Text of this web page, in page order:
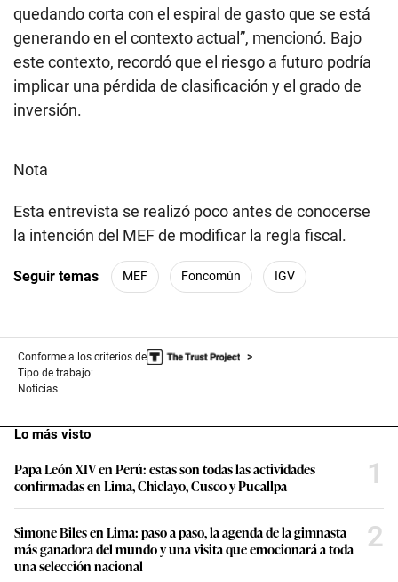
quedando corta con el espiral de gasto que se está
generando en el contexto actual”, mencionó. Bajo
este contexto, recordó que el riesgo a futuro podría
implicar una pérdida de clasificación y el grado de
inversión.
Nota
Esta entrevista se realizó poco antes de conocerse
la intención del MEF de modificar la regla fiscal.
Seguir temas MEF Foncomún IGV
Conforme a los criterios de
Tipo de trabajo:
Noticias
Lo más visto
Papa León XIV en Perú: estas son todas las actividades
confirmadas en Lima, Chiclayo, Cusco y Pucallpa
1
Simone Biles en Lima: paso a paso, la agenda de la gimnasta
más ganadora del mundo y una visita que emocionará a toda
una selección nacional
2